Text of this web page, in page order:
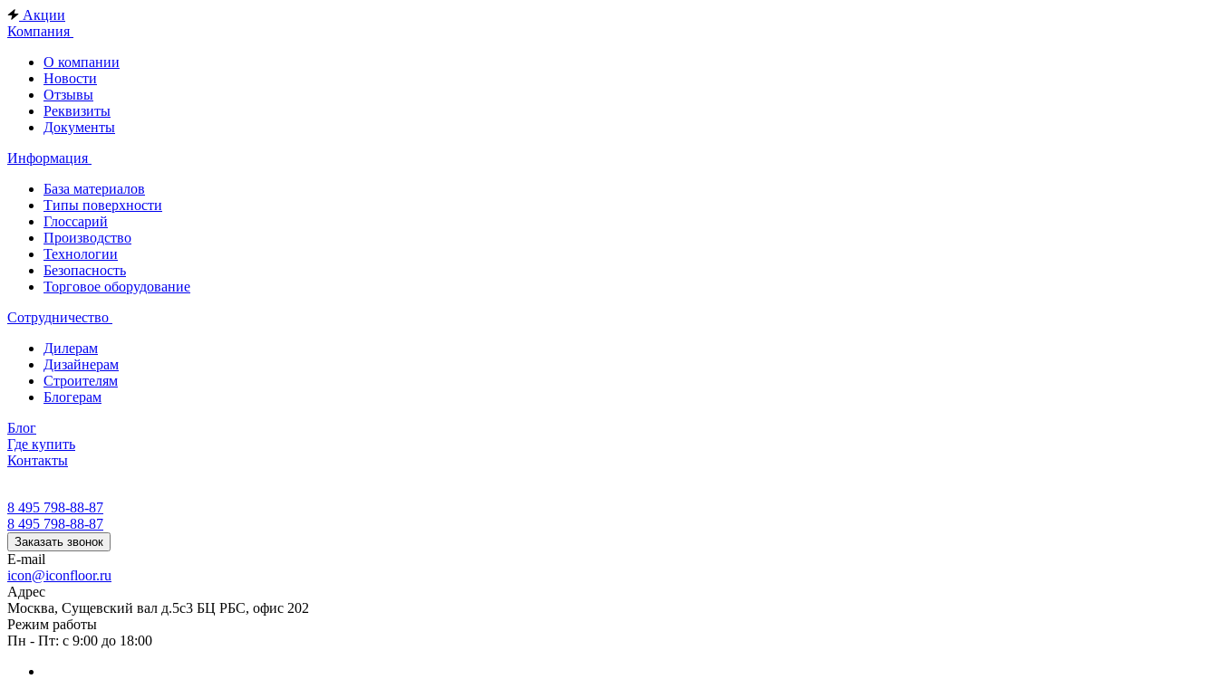
Акции
Компания
О компании
Новости
Отзывы
Реквизиты
Документы
Информация
База материалов
Типы поверхности
Глоссарий
Производство
Технологии
Безопасность
Торговое оборудование
Сотрудничество
Дилерам
Дизайнерам
Строителям
Блогерам
Блог
Где купить
Контакты
8 495 798-88-87
8 495 798-88-87
Заказать звонок
E-mail
icon@iconfloor.ru
Адрес
Москва, Сущевский вал д.5с3 БЦ РБС, офис 202
Режим работы
Пн - Пт: с 9:00 до 18:00